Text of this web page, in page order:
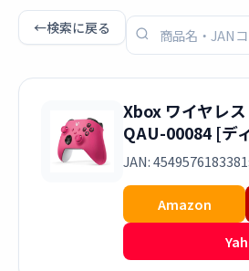
←検索に戻る
Xbox ワイヤレ
QAU-00084 [デ
JAN: 4549576183381
Amazon